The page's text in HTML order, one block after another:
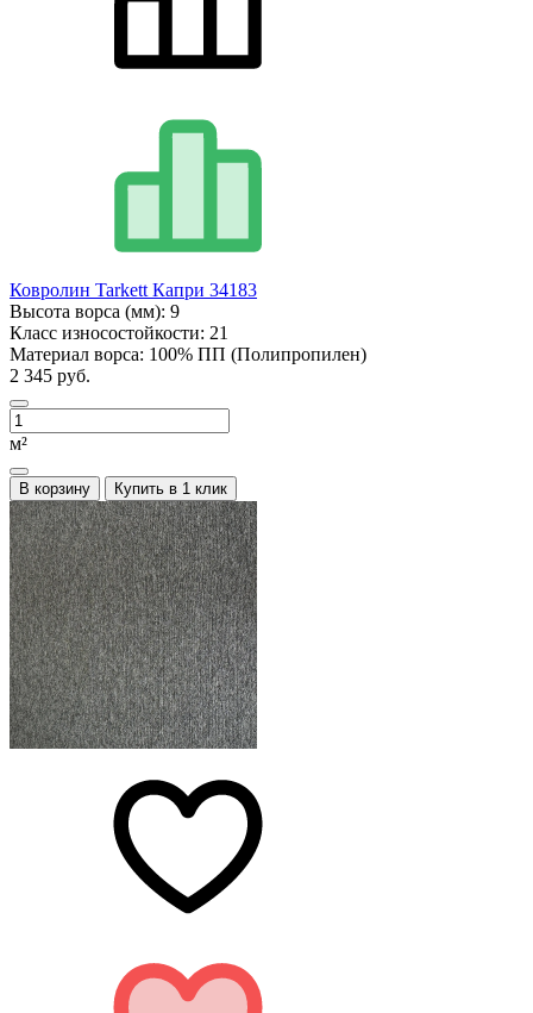
Ковролин Tarkett Капри 34183
Высота ворса (мм): 9
Класс износостойкости: 21
Материал ворса: 100% ПП (Полипропилен)
2 345 руб.
м²
В корзину Купить в 1 клик